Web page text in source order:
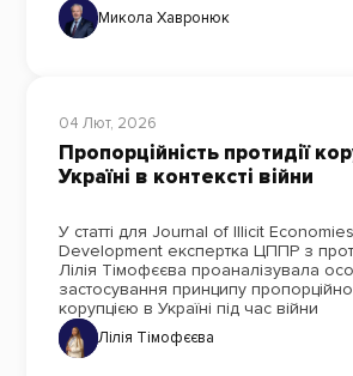
Микола Хавронюк
04 Лют, 2026
Пропорційність протидії
Україні в контексті війни
У статті для Journal of Illicit
Development експертка ЦППР з
Лілія Тімофєєва проаналізувала
застосування принципу
корупцією в Україні під час війни
Лілія Тімофєєва